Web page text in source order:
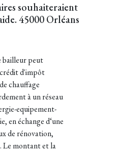
souhaiteraient
45000 Orléans
bailleur peut
crédit d'impôt
chauffage
à un réseau
equipement-
en échange d‘une
de rénovation,
Le montant et la